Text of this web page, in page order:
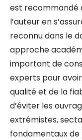
est recommandé
l’auteur en
reconnu dans le
approche
important de
experts pour
qualité et de la
d’éviter les
extrémistes,
fondamentaux de